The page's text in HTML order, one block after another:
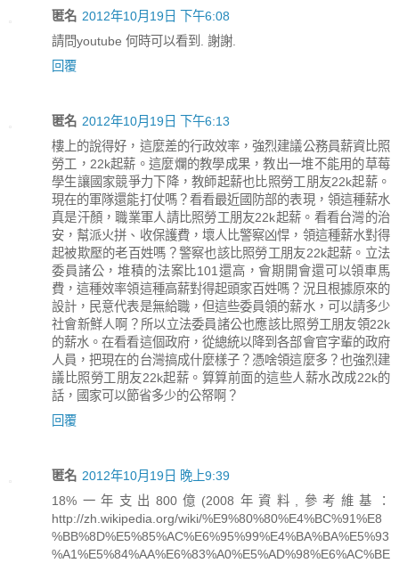
匿名 2012年10月19日 下午6:08
請問youtube 何時可以看到. 謝謝.
回覆
匿名 2012年10月19日 下午6:13
樓上的說得好，這麼差的行政效率，強烈建議公務員薪資比照
勞工，22k起薪。這麼爛的教學成果，教出一堆不能用的草莓
學生讓國家競爭力下降，教師起薪也比照勞工朋友22k起薪。
現在的軍隊還能打仗嗎？看看最近國防部的表現，領這種薪水
真是汗顏，職業軍人請比照勞工朋友22k起薪。看看台灣的治
安，幫派火拼、收保護費，壞人比警察凶悍，領這種薪水對得
起被欺壓的老百姓嗎？警察也該比照勞工朋友22k起薪。立法
委員諸公，堆積的法案比101還高，會期開會還可以領車馬
費，這種效率領這種高薪對得起頭家百姓嗎？況且根據原來的
設計，民意代表是無給職，但這些委員領的薪水，可以請多少
社會新鮮人啊？所以立法委員諸公也應該比照勞工朋友領22k
的薪水。在看看這個政府，從總統以降到各部會官字輩的政府
人員，把現在的台灣搞成什麼樣子？憑啥領這麼多？也強烈建
議比照勞工朋友22k起薪。算算前面的這些人薪水改成22k的
話，國家可以節省多少的公帑啊？
回覆
匿名 2012年10月19日 晚上9:39
18%一年支出800億(2008年資料,參考維基：
http://zh.wikipedia.org/wiki/%E9%80%80%E4%BC%91%E8
%BB%8D%E5%85%AC%E6%95%99%E4%BA%BA%E5%93
%A1%E5%84%AA%E6%83%A0%E5%AD%98%E6%AC%BE